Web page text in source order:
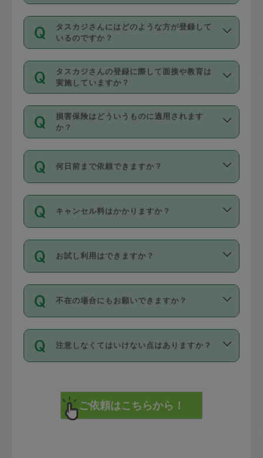
なお、タスカジさんの交通費も、依頼料
金のご請求と合わせてお支払いとなりま
動計算で表示されます。
（例：毎週定期の場合は３回以上のキャ
ンセルが有償（1200円、隔週定期の場合
は２回以上のキャンセルが有償（1200
・ＡＭ ９時～１２時
・ＰＭ １３時～１６時
・夜 １８時～２１時
開始時間を２時間前後変更することが可
能です。依頼送信後、個別にタスカジさ
んにメッセージを送り調整してくださ
い。ただし、２時間を越えての調整はで
時間も被らない場合、損害保険の対象外
掃除、整理収納、洗濯、買い物、料理、
作り置きです。タスカジさんによってで
きる仕事の範囲が異なりますので、依頼
する前にタスカジさんのプロフィールで
確認してください。
基本的に、高所での作業や危険作業、屋
外での作業は対象外です。
タスカジさんにはどのような方が登録して
いるのですか？
主婦として長年の家事経験をお持ちの
方、栄養士・調理師といった資格者で保
育園や学校の給食やレストランで料理関
係の専門職に従事されていた方、日本で
すでにハウスキーパーや英語の先生とし
てお仕事をしているフィリピン出身の
社員など様々なバックグラウンドの方が
登録しています。
日本語も話せる方など様々です。
ールに記載していますので、各自の得意
を依頼してください。
タスカジさんの登録に際して面接や教育は
実施していますか？
応募の際に、各自事務局との面接と説明
を行っています。その後、身分証明書の
写真提出をしていただいています。外国
確認しています。タスカジさんトレーニ
ング動画を使ったセルフトレーニングの
現場トライアルを受け、合格したタスカ
ジさんが活動されています。
※テストセンターの講評は１件目のレビュ
参考
【詳細】タスカジさんの登録に際
損害保険はどういうものに適用されます
か？
依頼者とタスカジさんとの間でタスカジ
を通して成立した作業時間内での作業に
適用されます。作業範囲は、掃除、洗
です。作業中に物を壊したり、人にけが
をさせたりした場合が対象で、補償金額
す。
写真を撮り、
詳細FAQ：
損害賠償保険について教えて
何日前まで依頼できますか？
ご依頼は、現在を起点に3日後（72時間
以降）の日時から受付可能となっていま
す。
タスカジさんへ「募集」をかけることが
可能です。
キャンセル料はかかりますか？
キャンセル料には、以下の2種類がありま
す。
1. 直前キャンセル（定期、スポット契約
共通）
72時間を超える※と、以下のキャンセル
料が発生します。
直前キャンセル料：
72時間前〜24時間前＝依頼料金の50%
お試し利用はできますか？
「お試し利用」というメニューはありま
せんが、「一回のみ」依頼を活用するこ
とによって、気に入ったタスカジさんを
まず、条件の合う気になるタスカジさ
みてください。
その後、一番気に入ったタスカジさんに
不在の場合にもお願いできますか？
不在の場合の作業はタスカジさんの同意
が必要です。数回の依頼ののち、タスカ
ジさんと依頼者の間で十分な信頼関係が
てください。
不在時に部屋に入るためにタスカジさん
注意しなくてはいけない点はありますか？
で、必ず鍵のかかるロッカーや金庫に入
れて依頼者の責任の元管理するよう心掛
けてください。